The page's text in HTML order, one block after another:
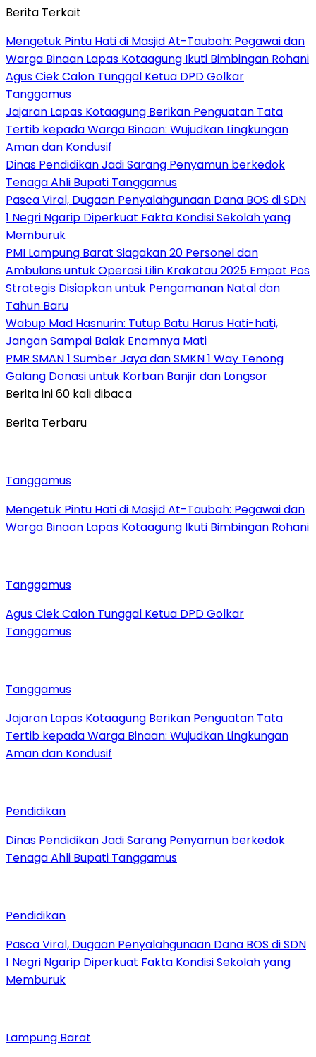
Berita Terkait
Mengetuk Pintu Hati di Masjid At-Taubah: Pegawai dan
Warga Binaan Lapas Kotaagung Ikuti Bimbingan Rohani
Agus Ciek Calon Tunggal Ketua DPD Golkar
Tanggamus
Jajaran Lapas Kotaagung Berikan Penguatan Tata
Tertib kepada Warga Binaan: Wujudkan Lingkungan
Aman dan Kondusif
Dinas Pendidikan Jadi Sarang Penyamun berkedok
Tenaga Ahli Bupati Tanggamus
Pasca Viral, Dugaan Penyalahgunaan Dana BOS di SDN
1 Negri Ngarip Diperkuat Fakta Kondisi Sekolah yang
Memburuk
PMI Lampung Barat Siagakan 20 Personel dan
Ambulans untuk Operasi Lilin Krakatau 2025 Empat Pos
Strategis Disiapkan untuk Pengamanan Natal dan
Tahun Baru
Wabup Mad Hasnurin: Tutup Batu Harus Hati-hati,
Jangan Sampai Balak Enamnya Mati
PMR SMAN 1 Sumber Jaya dan SMKN 1 Way Tenong
Galang Donasi untuk Korban Banjir dan Longsor
Berita ini 60 kali dibaca
Berita Terbaru
Tanggamus
Mengetuk Pintu Hati di Masjid At-Taubah: Pegawai dan
Warga Binaan Lapas Kotaagung Ikuti Bimbingan Rohani
Tanggamus
Agus Ciek Calon Tunggal Ketua DPD Golkar
Tanggamus
Tanggamus
Jajaran Lapas Kotaagung Berikan Penguatan Tata
Tertib kepada Warga Binaan: Wujudkan Lingkungan
Aman dan Kondusif
Pendidikan
Dinas Pendidikan Jadi Sarang Penyamun berkedok
Tenaga Ahli Bupati Tanggamus
Pendidikan
Pasca Viral, Dugaan Penyalahgunaan Dana BOS di SDN
1 Negri Ngarip Diperkuat Fakta Kondisi Sekolah yang
Memburuk
Lampung Barat